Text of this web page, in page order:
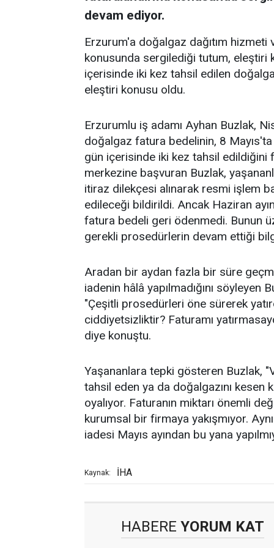
devam ediyor.
Erzurum'a doğalgaz dağıtım hizmeti
konusunda sergilediği tutum, eleştiri
içerisinde iki kez tahsil edilen
eleştiri konusu oldu.
Erzurumlu iş adamı Ayhan Buzlak,
doğalgaz fatura bedelinin, 8
gün içerisinde iki kez tahsil edildiğini
merkezine başvuran Buzlak,
itiraz dilekçesi alınarak resmi işlem
edileceği bildirildi. Ancak Haziran
fatura bedeli geri ödenmedi. Bunun
gerekli prosedürlerin devam ettiği
Aradan bir aydan fazla bir süre
iadenin hâlâ yapılmadığını söyleyen
"Çeşitli prosedürleri öne sürerek
ciddiyetsizliktir? Faturamı
diye konuştu.
Yaşananlara tepki gösteren Buzlak,
tahsil eden ya da doğalgazını
oyalıyor. Faturanın miktarı önemli
kurumsal bir firmaya yakışmıyor.
iadesi Mayıs ayından bu yana
Kaynak: İHA
HABERE YORUM KAT